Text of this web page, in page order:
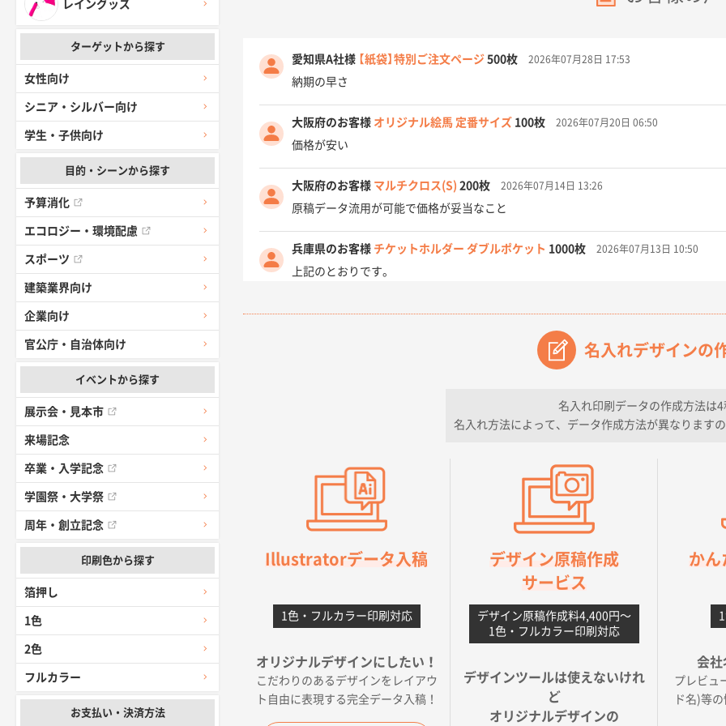
レイングッズ
ターゲットから探す
女性向け
シニア・シルバー向け
学生・子供向け
目的・シーンから探す
予算消化
エコロジー・環境配慮
スポーツ
建築業界向け
企業向け
官公庁・自治体向け
イベントから探す
展示会・見本市
来場記念
卒業・入学記念
学園祭・大学祭
周年・創立記念
印刷色から探す
箔押し
1色
2色
フルカラー
お支払い・決済方法
愛知県A社様 【紙袋】特別ご注文ページ 500枚 2026年07月28日 17:53
納期の早さ
大阪府のお客様 オリジナル絵馬 定番サイズ 100枚 2026年07月20日 06:50
価格が安い
大阪府のお客様 マルチクロス(S) 200枚 2026年07月14日 13:26
原稿データ流用が可能で価格が妥当なこと
兵庫県のお客様 チケットホルダー ダブルポケット 1000枚 2026年07月13日 10:50
上記のとおりです。
愛知県I社様 【オーダー商品】特別ご注文ページ043000枚 2026年07月03日 09:23
価格 大丈夫そうな会社に見えた
大阪府のお客様 A4フルカラークリアファイル 1000枚 2026年06月11日 14:46
前回使用して良かった。
高知県I社様 【ポリ】特別ご注文ページ 1000枚 2026年06月08日 17:38
愛媛県S社様 不織布フラットバッグ（A4縦サイズ）1000枚 2026年05月25日 15:10
佐賀県A社様 ベーシックサコッシュ 2026年05月23日 16:24
希望の商品（今回発注分）が一番安かったため
名入れデザインの
名入れ印刷データの作成方法は4
名入れ方法によって、データ作成方法が異なります
Illustratorデータ入稿
1色・フルカラー印刷対応
オリジナルデザインにしたい！
こだわりのあるデザインをレイアウ
ト自由に表現する完全データ入稿！
デザイン原稿作成
サービス
デザイン原稿作成料4,400円〜
1色・フルカラー印刷対応
デザインツールは使えないけれ
ど
オリジナルデザインの
かん
会社
プレビュ
ド名)等